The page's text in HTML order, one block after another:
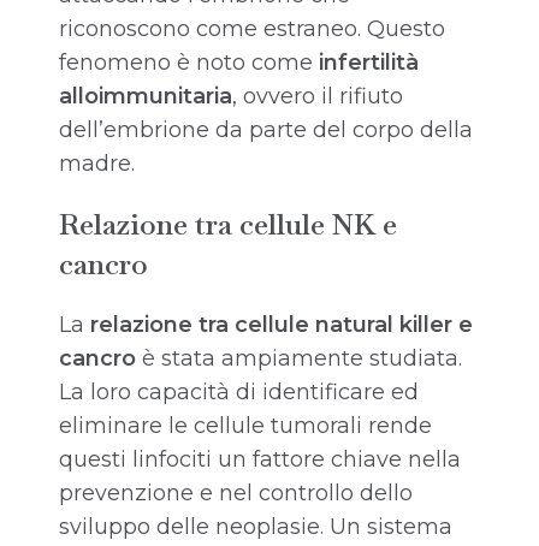
riconoscono come estraneo. Questo
fenomeno è noto come infertilità
alloimmunitaria, ovvero il rifiuto
dell’embrione da parte del corpo della
madre.
Relazione tra cellule NK e
cancro
La relazione tra cellule natural killer e
cancro è stata ampiamente studiata.
La loro capacità di identificare ed
eliminare le cellule tumorali rende
questi linfociti un fattore chiave nella
prevenzione e nel controllo dello
sviluppo delle neoplasie. Un sistema